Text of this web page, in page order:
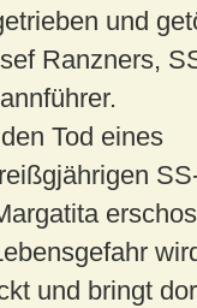
und
Ranzners,
Tod eines
und bringt